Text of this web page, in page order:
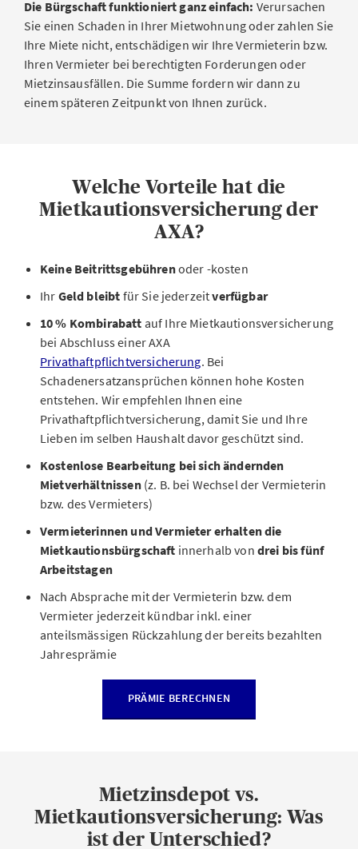
Die Bürgschaft funktioniert ganz einfach: Verursachen
Sie einen Schaden in Ihrer Mietwohnung oder zahlen Sie
Ihre Miete nicht, entschädigen wir Ihre Vermieterin bzw.
Ihren Vermieter bei berechtigten Forderungen oder
Mietzinsausfällen. Die Summe fordern wir dann zu
einem späteren Zeitpunkt von Ihnen zurück.
Welche Vorteile hat die
Mietkautionsversicherung der
AXA?
Keine Beitrittsgebührenoder -kosten
Ihr Geld bleibt für Sie jederzeitverfügbar
10 % Kombirabatt auf Ihre Mietkautionsversicherung
bei Abschluss einer AXA
Privathaftpflichtversicherung. Bei
Schadenersatzansprüchen können hohe Kosten
entstehen. Wir empfehlen Ihnen eine
Privathaftpflichtversicherung, damit Sie und Ihre
Lieben im selben Haushalt davor geschützt sind.
Kostenlose Bearbeitung bei sich ändernden
Mietverhältnissen(z. B. bei Wechsel der Vermieterin
bzw. des Vermieters)
Vermieterinnen und Vermieter erhalten die
Mietkautionsbürgschaft innerhalb von drei bis fünf
Arbeitstagen
Nach Absprache mit der Vermieterin bzw. dem
Vermieter jederzeit kündbar inkl. einer
anteilsmässigen Rückzahlung der bereits bezahlten
Jahresprämie
PRÄMIE BERECHNEN
Mietzinsdepot vs.
Mietkautionsversicherung: Was
ist der Unterschied?